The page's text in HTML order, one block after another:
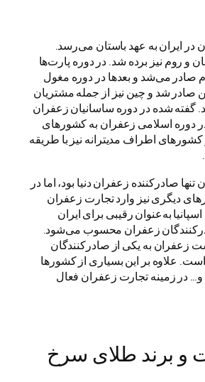
ایران به عهد باستان می‌رسد.
و روم نیز برده شد. در دوره پارت‌ها
صادر می‌شد و بعدها در دوره مغول
صادر شد و چین نیز از جمله مشتریان
گفته شده در دوره ساسانیان زعفران
دوره اسلامی زعفران به کشورهای
اطراف مدیترانه نیز با طریقه
تنها صادرکننده زعفران دنیا بود، اما در
دیگری نیز وارد تجارت زعفران
به‌عنوان رقیبی برای ایران
زعفران محسوب می‌شود.
زعفران به یکی از صادرکنندگان
علاوه بر این بسیاری از کشورها
و… در زمینه تجارت زعفران فعال
و برند طلای سرخ